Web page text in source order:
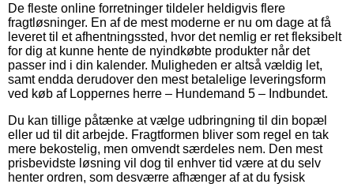
De fleste online forretninger tildeler heldigvis flere
fragtløsninger. En af de mest moderne er nu om dage at få
leveret til et afhentningssted, hvor det nemlig er ret fleksibelt
for dig at kunne hente de nyindkøbte produkter når det
passer ind i din kalender. Muligheden er altså vældig let,
samt endda derudover den mest betalelige leveringsform
ved køb af Loppernes herre – Hundemand 5 – Indbundet.
Du kan tillige påtænke at vælge udbringning til din bopæl
eller ud til dit arbejde. Fragtformen bliver som regel en tak
mere bekostelig, men omvendt særdeles nem. Den mest
prisbevidste løsning vil dog til enhver tid være at du selv
henter ordren, som desværre afhænger af at du fysisk